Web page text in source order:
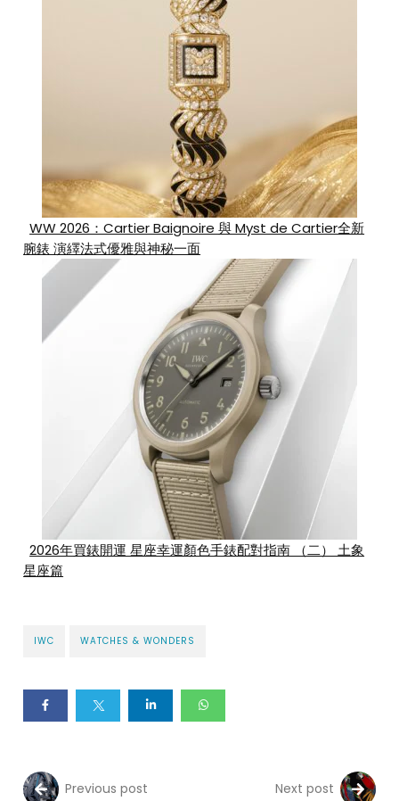
WW 2026：Cartier Baignoire 與 Myst de Cartier全新
腕錶 演繹法式優雅與神秘一面
2026年買錶開運 星座幸運顏色手錶配對指南 （二） 土象
星座篇
IWC WATCHES & WONDERS
Previous post Next post